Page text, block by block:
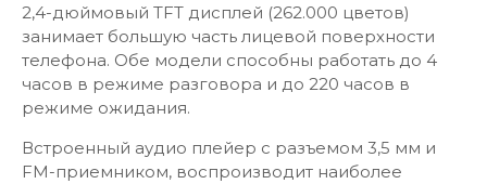
2,4-дюймовый TFT дисплей (262.000 цветов)
занимает большую часть лицевой поверхности
телефона. Обе модели способны работать до 4
часов в режиме разговора и до 220 часов в
режиме ожидания.
Встроенный аудио плейер с разъемом 3,5 мм и
FM-приемником, воспроизводит наиболее